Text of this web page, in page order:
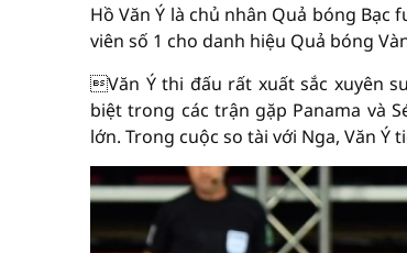
Hồ Văn Ý là chủ nhân Quả bóng
viên số 1 cho danh hiệu Quả bóng
Văn Ý thi đấu rất xuất sắc xuyên
biệt trong các trận gặp Panama và
lớn. Trong cuộc so tài với Nga, Văn Ý